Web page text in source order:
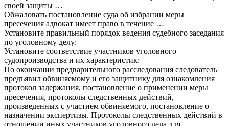
своей защиты …
Обжаловать постановление суда об избрании меры
пресечения адвокат имеет право в течение …
Установите правильный порядок ведения судебного заседания
по уголовному делу:
Установите соответствие участников уголовного
судопроизводства и их характеристик:
По окончании предварительного расследования следователь
предъявил обвиняемому и его защитнику для ознакомления
протокол задержания, постановление о применении меры
пресечения, протоколы следственных действий,
произведенных с участием обвиняемого, постановление о
назначении экспертизы. Протоколы следственных действий в
отношении иных участников уголовного дела для